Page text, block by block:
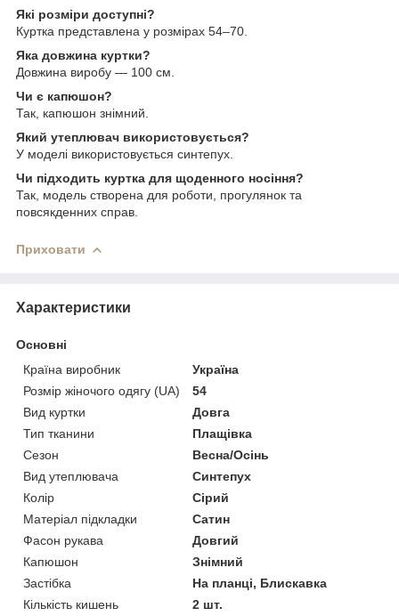
Які розміри доступні?
Куртка представлена у розмірах 54–70.
Яка довжина куртки?
Довжина виробу — 100 см.
Чи є капюшон?
Так, капюшон знімний.
Який утеплювач використовується?
У моделі використовується синтепух.
Чи підходить куртка для щоденного носіння?
Так, модель створена для роботи, прогулянок та
повсякденних справ.
Приховати
Характеристики
Основні
Країна виробник
Україна
Розмір жіночого одягу (UA)
54
Вид куртки
Довга
Тип тканини
Плащівка
Сезон
Весна/Осінь
Вид утеплювача
Синтепух
Колір
Сірий
Матеріал підкладки
Сатин
Фасон рукава
Довгий
Капюшон
Знімний
Застібка
На планці, Блискавка
Кількість кишень
2 шт.